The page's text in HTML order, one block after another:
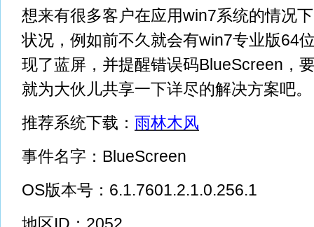
想来有很多客户在应用win7系统的情况
状况，例如前不久就会有win7专业版64
现了蓝屏，并提醒错误码BlueScreen，
就为大伙儿共享一下详尽的解决方案吧。
推荐系统下载： 雨林木风
事件名字：BlueScreen
OS版本号：6.1.7601.2.1.0.256.1